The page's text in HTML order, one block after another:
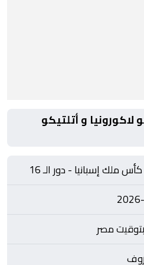
لاكورونيا و أتلتيكو
كأس ملك إسبانيا - دور الـ 16